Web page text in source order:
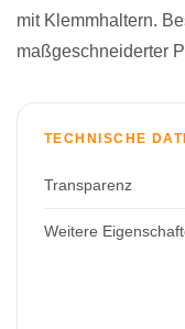
mit Klemmhaltern.
maßgeschneiderter
TECHNISCHE
Transparenz
Weitere